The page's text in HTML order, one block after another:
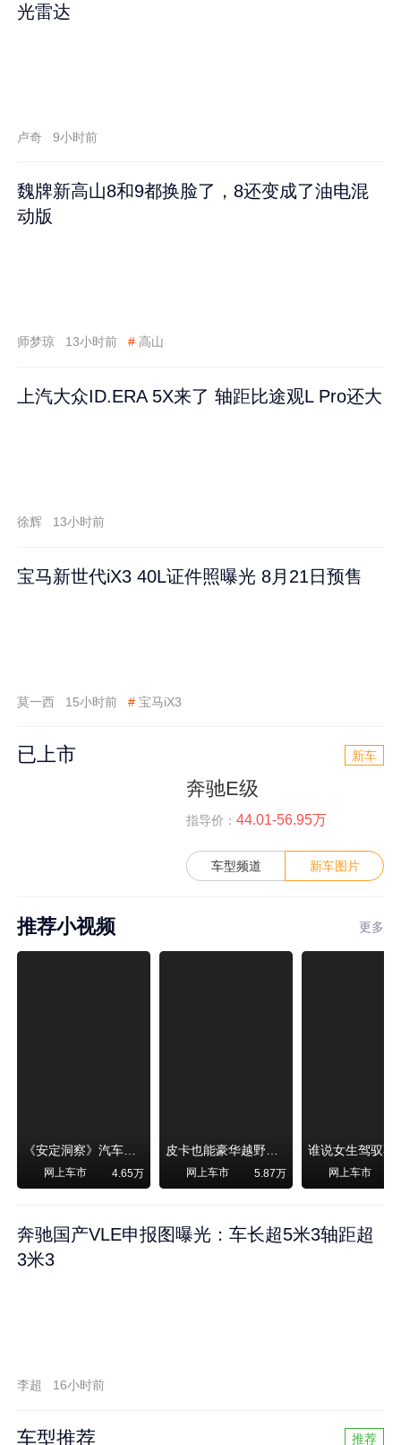
光雷达
卢奇 9小时前
魏牌新高山8和9都换脸了，8还变成了油电混
动版
师梦琼 13小时前 # 高山
上汽大众ID.ERA 5X来了 轴距比途观L Pro还大
徐辉 13小时前
宝马新世代iX3 40L证件照曝光 8月21日预售
莫一西 15小时前 # 宝马iX3
已上市 新车
奔驰E级
指导价： 44.01-56.95万
车型频道 新车图片
推荐小视频 更多
《安定洞察》汽车烧不烧油，和石油安全无关！
网上车市 4.65万
皮卡也能豪华越野！纵横F700上市，限时卖29.99万起
网上车市 5.87万 网上车市
奔驰国产VLE申报图曝光：车长超5米3轴距超
3米3
李超 16小时前
车型推荐 推荐